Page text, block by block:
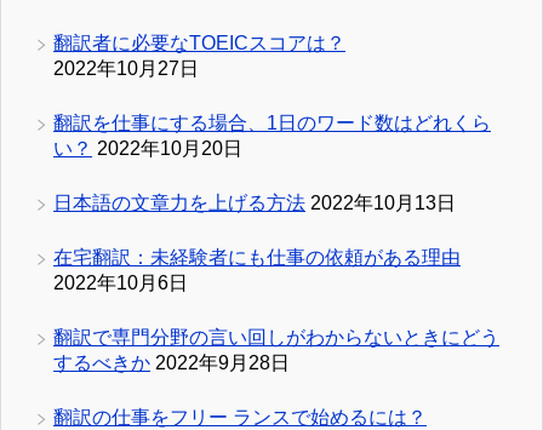
翻訳者に必要なTOEICスコアは？
2022年10月27日
翻訳を仕事にする場合、1日のワード数はどれくら
い？ 2022年10月20日
日本語の文章力を上げる方法 2022年10月13日
在宅翻訳：未経験者にも仕事の依頼がある理由
2022年10月6日
翻訳で専門分野の言い回しがわからないときにどう
するべきか 2022年9月28日
翻訳の仕事をフリー ランスで始めるには？